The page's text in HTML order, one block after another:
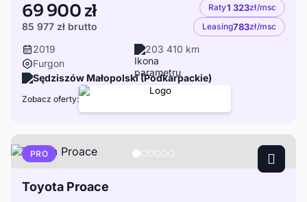
69 900 zł
85 977 zł brutto
Raty1 323zł/msc
Leasing783zł/msc
2019
203 410 km
Furgon
Sędziszów Małopolski (Podkarpackie)
Zobacz oferty:
PRO
Toyota Proace